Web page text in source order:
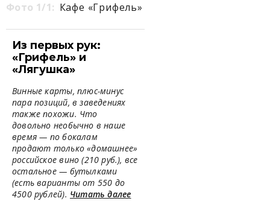
Фото 1/1: Кафе «Грифель»
Из первых рук:
«Грифель» и
«Лягушка»
Винные карты, плюс-минус
пара позиций, в заведениях
также похожи. Что
довольно необычно в наше
время — по бокалам
продают только «домашнее»
российское вино (210 руб.), все
остальное — бутылками
(есть варианты от 550 до
4500 рублей). Читать далее